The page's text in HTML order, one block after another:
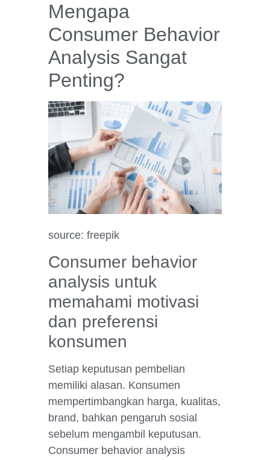
Mengapa
Consumer Behavior
Analysis Sangat
Penting?
source: freepik
Consumer behavior
analysis untuk
memahami motivasi
dan preferensi
konsumen
Setiap keputusan pembelian
memiliki alasan. Konsumen
mempertimbangkan harga, kualitas,
brand, bahkan pengaruh sosial
sebelum mengambil keputusan.
Consumer behavior analysis